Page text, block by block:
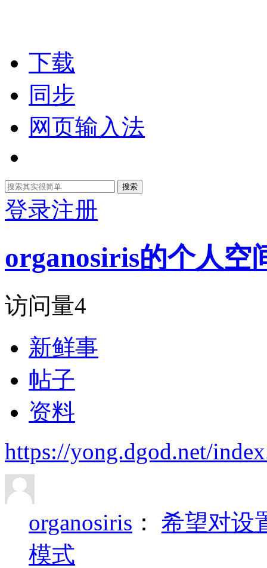
下载
同步
网页输入法
搜索
登录注册
organosiris的个人空
访问量4
新鲜事
帖子
资料
https://yong.dgod.net/
organosiris ： 希望对设
模式